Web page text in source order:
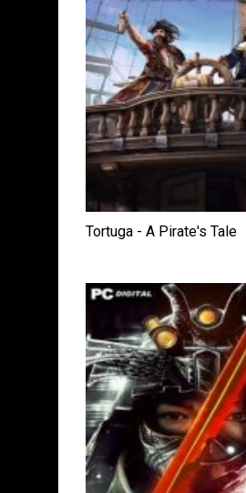
Tortuga - A Pirate's Tale